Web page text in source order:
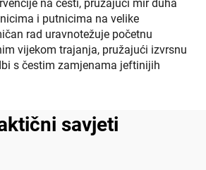
na cesti, pružajući mir duha
i putnicima na velike
rad uravnotežuje početnu
vijekom trajanja, pružajući izvrsnu
s čestim zamjenama jeftinijih
savjeti